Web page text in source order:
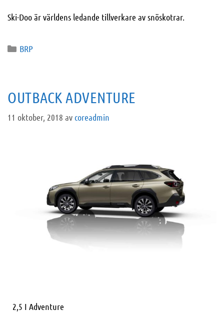
Ski-Doo är världens ledande tillverkare av snöskotrar.
BRP
OUTBACK ADVENTURE
11 oktober, 2018 avcoreadmin
2,5 I Adventure